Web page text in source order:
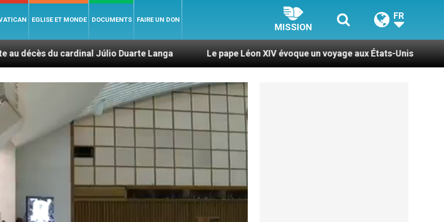
EGLISE ET MONDE DOCUMENTS FAIRE UN DON
MISSION
FR
Júlio Duarte Langa Le pape Léon XIV évoque un voyage aux États-Unis Le pape Léon